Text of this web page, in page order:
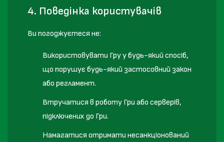
4. Поведінка користувачів
Ви погоджуєтеся не:
Використовувати Гру у будь-який спосіб,
що порушує будь-який застосовний закон
або регламент.
Втручатися в роботу Гри або серверів,
підключених до Гри.
Намагатися отримати несанкціонований